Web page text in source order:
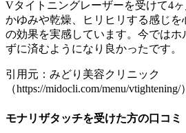
Vタイトニングレーザーを受けて4
かゆみや乾燥、ヒリヒリする感じ
の効果を実感しています。今ではホ
ずに済むようになり良かったです。
引用元：みどり美容クリニック
（https://midocli.com/menu/vtightening/）
モナリザタッチを受けた方の口コミ